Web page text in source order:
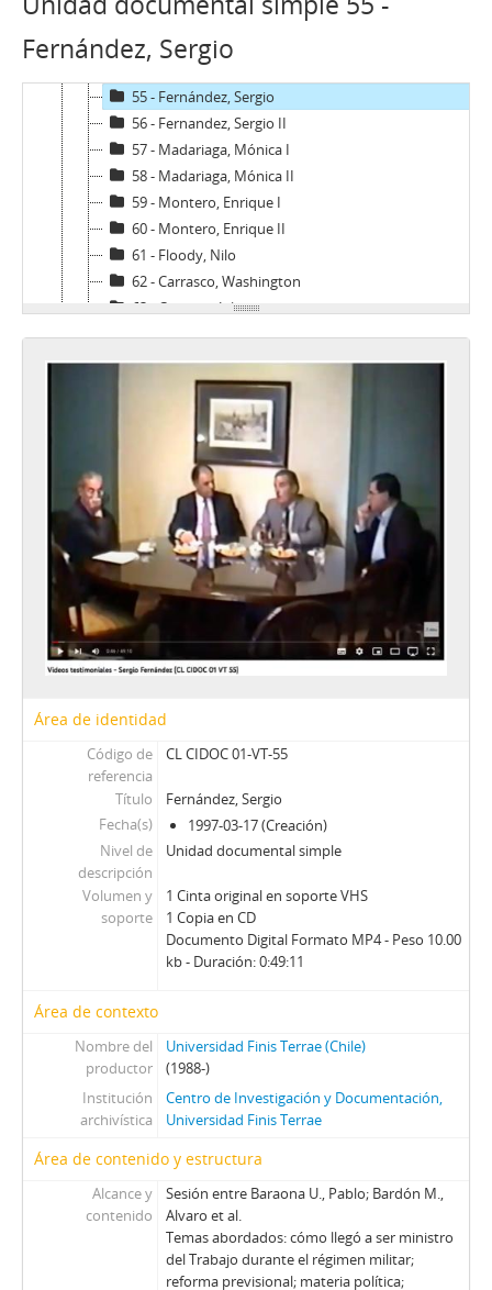
Fernández, Sergio
52 - Ballerino, Jorge
53 - Jorge Ballerino II
54 - Romero, Juan
55 - Fernández, Sergio
56 - Fernandez, Sergio II
57 - Madariaga, Mónica I
58 - Madariaga, Mónica II
59 - Montero, Enrique I
60 - Montero, Enrique II
61 - Floody, Nilo
62 - Carrasco, Washington
63 - Canessa, Julio
64 - Canessa, Julio
65 - Carmona, Juan de Dios
66 - Pinochet, Augusto
67 - Pinochet, Augusto
68 - Matthei, Fernando
69 - Matthei, Fernando
70 - Stange, Rodolfo
71 - Jarpa, Sergio Onofre
72 - Buckovsky, Vladimir
73 - Jarpa, Sergio Onofre
74 - Jarpa, Sergio Onofre
75 - Jarpa, Sergio Onofre
76 - Jarpa, Sergio Onofre
77 - Fresno, Juan Francisco
79 - Martínez Busch, Jorge
80 - Martínez Busch, Jorge
81 - Thayer, William
82 - Moreno, Fernando
83 - Martínez Busch, Jorge
84 - Silva Solar, Julio
85 - Martínez Busch, Jorge
86 - Fresno, Juan Francisco; Zabala, José.
87 - Fresno, Juan Francisco
88 - Silva Solar, Julio
90 - Martínez Busch, Jorge
91 - Krauss, Enrique
92 - Frei B., Arturo
93 - Viera Gallo, José Antonio
94 - Boeninger, Edgardo
95 - Viera Gallo, Josè Antonio
97 - Bitar, Sergio
98 - Chonchol, Jacques
99 - Molina Silva, Sergio
100 - Ossa Pretot, Sergio
Área de identidad
Código de
referencia
CL CIDOC 01-VT-55
Título
Fernández, Sergio
Fecha(s)
1997-03-17 (Creación)
Nivel de
descripción
Unidad documental simple
Volumen y
soporte
1 Cinta original en soporte VHS
1 Copia en CD
Documento Digital Formato MP4 - Peso 10.00
kb - Duración: 0:49:11
Área de contexto
Nombre del
productor
Universidad Finis Terrae (Chile)
(1988-)
Institución
archivística
Centro de Investigación y Documentación,
Universidad Finis Terrae
Área de contenido y estructura
Alcance y
contenido
Sesión entre Baraona U., Pablo; Bardón M.,
Alvaro et al.
Temas abordados: cómo llegó a ser ministro
del Trabajo durante el régimen militar;
reforma previsional; materia política;